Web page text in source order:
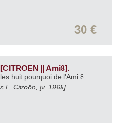
30 €
[CITROEN || Ami8].
les huit pourquoi de l'Ami 8.
s.l., Citroën, [v. 1965].